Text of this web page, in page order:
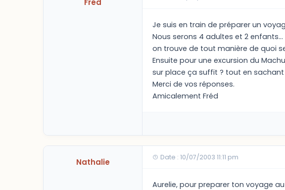
Fréd
Je suis en train de préparer un
Nous serons 4 adultes et 2
on trouve de tout manière de quoi
Ensuite pour une excursion du
sur place ça suffit ? tout en
Merci de vos réponses.
Amicalement Fréd
Nathalie Date : 10/07/2003 11:11 pm
Aurelie, pour preparer ton voyage